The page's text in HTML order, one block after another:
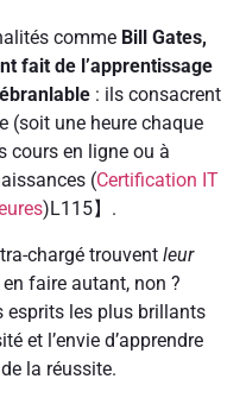
comme Bill Gates,
fait de l’apprentissage
: ils consacrent
(soit une heure chaque
cours en ligne ou à
(Certification IT
)L115】.
chargé trouvent leur
faire autant, non ?
esprits les plus brillants
et l’envie d’apprendre
la réussite.